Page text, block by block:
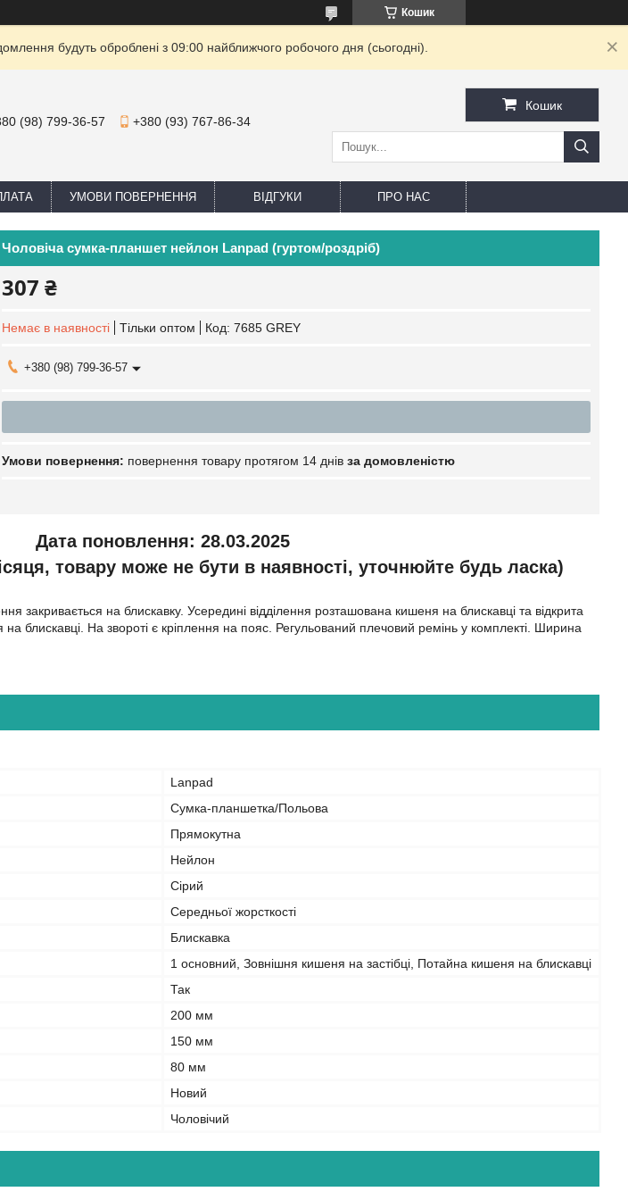
Кошик
будуть оброблені з 09:00 найближчого робочого дня (сьогодні).
(98) 799-36-57 +380 (93) 767-86-34
Кошик
УМОВИ ПОВЕРНЕННЯ ВІДГУКИ ПРО НАС
Чоловіча сумка-планшет нейлон Lanpad (гуртом/роздріб)
307 ₴
Немає в наявності Тільки оптом Код: 7685 GREY
+380 (98) 799-36-57
повернення товару протягом 14 днів за домовленістю
Дата поновлення: 28.03.2025
товару може не бути в наявності, уточнюйте будь ласка)
закривається на блискавку. Усередині відділення розташована кишеня на блискавці та відкрита
блискавці. На звороті є кріплення на пояс. Регульований плечовий ремінь у комплекті. Ширина
Lanpad
Сумка-планшетка/Польова
Прямокутна
Нейлон
Сірий
Середньої жорсткості
Блискавка
1 основний, Зовнішня кишеня на застібці, Потайна кишеня на блискавці
Так
200 мм
150 мм
80 мм
Новий
Чоловічий